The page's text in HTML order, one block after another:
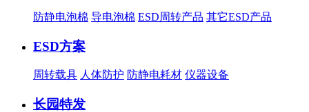
防静电泡棉 导电泡棉 ESD周转产品 其它ESD产品
ESD方案
周转载具 人体防护 防静电耗材 仪器设备
长园特发